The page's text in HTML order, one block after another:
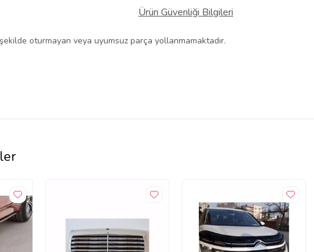
Ürün Güvenliği Bilgileri
oturmayan veya uyumsuz parça yollanmamaktadır.